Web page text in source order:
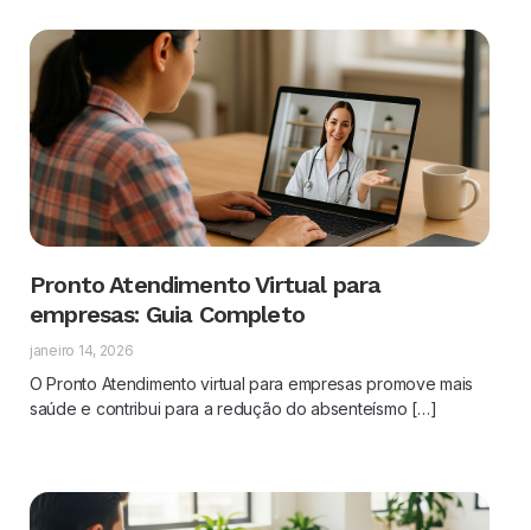
Pronto Atendimento Virtual para
empresas: Guia Completo
janeiro 14, 2026
O Pronto Atendimento virtual para empresas promove mais
saúde e contribui para a redução do absenteísmo […]